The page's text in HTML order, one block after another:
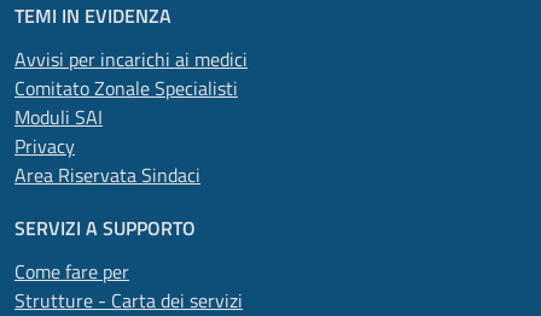
TEMI IN EVIDENZA
Avvisi per incarichi ai medici
Comitato Zonale Specialisti
Moduli SAI
Privacy
Area Riservata Sindaci
SERVIZI A SUPPORTO
Come fare per
Strutture - Carta dei servizi